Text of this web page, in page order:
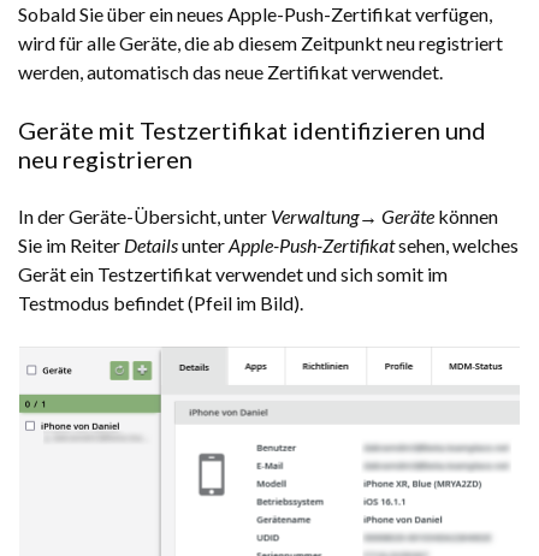
Sobald Sie über ein neues Apple-Push-Zertifikat verfügen,
wird für alle Geräte, die ab diesem Zeitpunkt neu registriert
werden, automatisch das neue Zertifikat verwendet.
Geräte mit Testzertifikat identifizieren und
neu registrieren
In der Geräte-Übersicht, unter Verwaltung→ Geräte können
Sie im Reiter DetailsunterApple-Push-Zertifikatsehen, welches
Gerät ein Testzertifikat verwendet und sich somit im
Testmodus befindet (Pfeil im Bild).